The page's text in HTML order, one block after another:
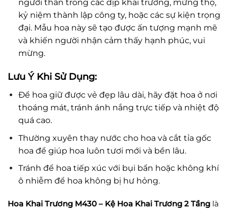
người thân trong các dịp khai trương, mừng thọ,
kỷ niệm thành lập công ty, hoặc các sự kiện trọng
đại. Mẫu hoa này sẽ tạo được ấn tượng mạnh mẽ
và khiến người nhận cảm thấy hạnh phúc, vui
mừng.
Lưu Ý Khi Sử Dụng:
Để hoa giữ được vẻ đẹp lâu dài, hãy đặt hoa ở nơi
thoáng mát, tránh ánh nắng trực tiếp và nhiệt độ
quá cao.
Thường xuyên thay nước cho hoa và cắt tỉa gốc
hoa để giúp hoa luôn tươi mới và bền lâu.
Tránh để hoa tiếp xúc với bụi bẩn hoặc không khí
ô nhiễm để hoa không bị hư hỏng.
Hoa Khai Trương M430 – Kệ Hoa Khai Trương 2 Tầng là